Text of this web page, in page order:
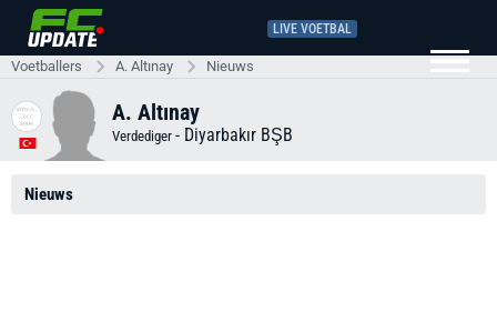
LIVE VOETBAL
Voetballers A. Altınay Nieuws
A. Altınay
Verdediger - Diyarbakır BŞB
Nieuws